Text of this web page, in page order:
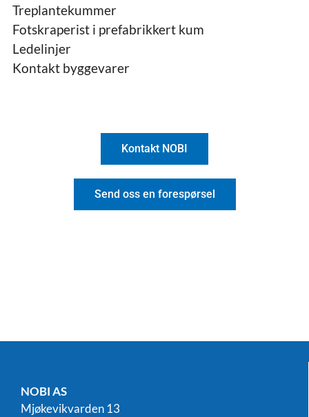
Treplantekummer
Fotskraperist i prefabrikkert kum
Ledelinjer
Kontakt byggevarer
Kontakt NOBI
Send oss en forespørsel
NOBI AS
Mjøkevikvarden 13